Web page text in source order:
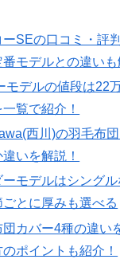
ーSEの口コミ・評
モデルとの違いも
モデルの値段は22
覧で紹介！
西川)の羽毛布
いを解説！
モデルはシング
とに厚みも選べる
カバー4種の違い
ポイントも紹介！